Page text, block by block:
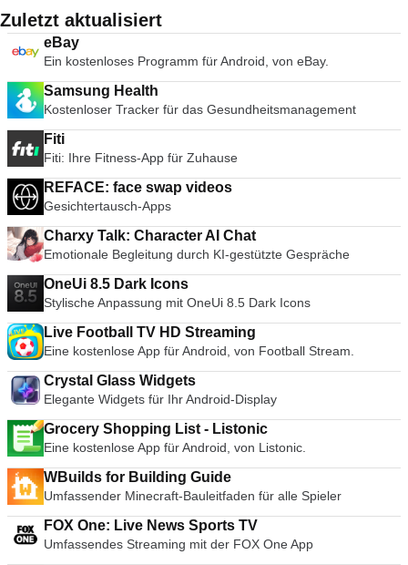
Zuletzt aktualisiert
eBay
Ein kostenloses Programm für Android, von eBay.
Samsung Health
Kostenloser Tracker für das Gesundheitsmanagement
Fiti
Fiti: Ihre Fitness-App für Zuhause
REFACE: face swap videos
Gesichtertausch-Apps
Charxy Talk: Character AI Chat
Emotionale Begleitung durch KI-gestützte Gespräche
OneUi 8.5 Dark Icons
Stylische Anpassung mit OneUi 8.5 Dark Icons
Live Football TV HD Streaming
Eine kostenlose App für Android, von Football Stream.
Crystal Glass Widgets
Elegante Widgets für Ihr Android-Display
Grocery Shopping List - Listonic
Eine kostenlose App für Android, von Listonic.
WBuilds for Building Guide
Umfassender Minecraft-Bauleitfaden für alle Spieler
FOX One: Live News Sports TV
Umfassendes Streaming mit der FOX One App